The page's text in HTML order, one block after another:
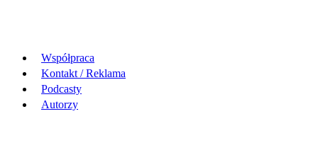
Współpraca
Kontakt / Reklama
Podcasty
Autorzy